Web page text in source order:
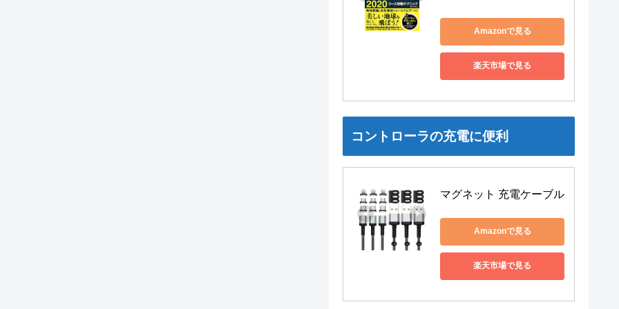
Amazonで見る
楽天市場で見る
コントローラの充電に便利
マグネット 充電ケーブル
Amazonで見る
楽天市場で見る